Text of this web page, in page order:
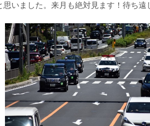
思いました。来月も絶対見ます！待ち遠